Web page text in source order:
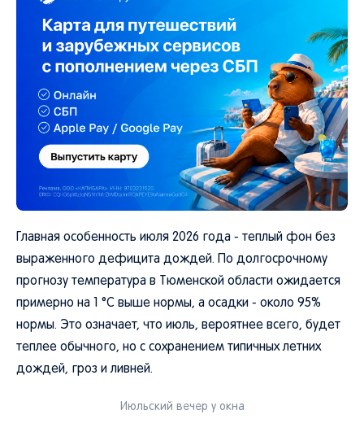
Главная особенность июля 2026 года - теплый фон без
выраженного дефицита дождей. По долгосрочному
прогнозу температура в Тюменской области ожидается
примерно на 1 °C выше нормы, а осадки - около 95%
нормы. Это означает, что июль, вероятнее всего, будет
теплее обычного, но с сохранением типичных летних
дождей, гроз и ливней.
Июльский вечер у окна